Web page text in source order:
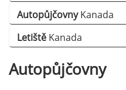
AutopůjčovnyKanada
Letiště Kanada
Autopůjčovny